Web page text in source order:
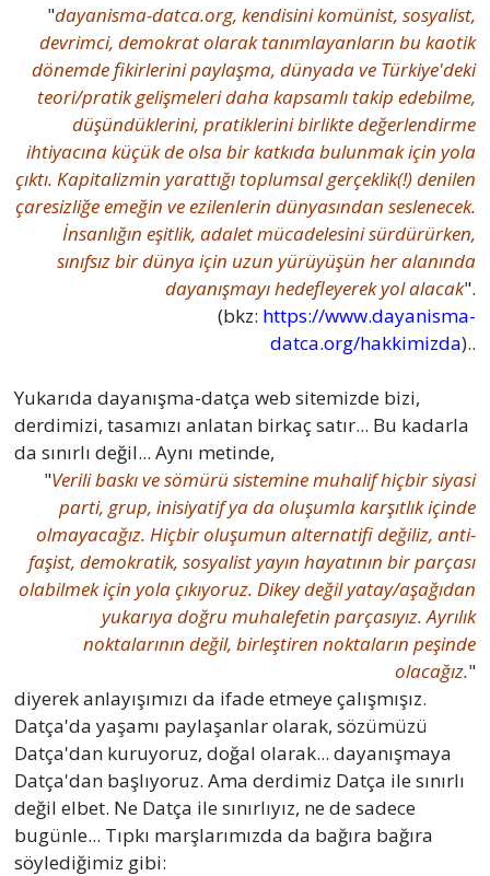
"dayanisma-datca.org, kendisini komünist, sosyalist,
devrimci, demokrat olarak tanımlayanların bu kaotik
dönemde fikirlerini paylaşma, dünyada ve Türkiye'deki
teori/pratik gelişmeleri daha kapsamlı takip edebilme,
düşündüklerini, pratiklerini birlikte değerlendirme
ihtiyacına küçük de olsa bir katkıda bulunmak için yola
çıktı. Kapitalizmin yarattığı toplumsal gerçeklik(!) denilen
çaresizliğe emeğin ve ezilenlerin dünyasından seslenecek.
İnsanlığın eşitlik, adalet mücadelesini sürdürürken,
sınıfsız bir dünya için uzun yürüyüşün her alanında
dayanışmayı hedefleyerek yol alacak".
(bkz: https://www.dayanisma-
datca.org/hakkimizda)..
Yukarıda dayanışma-datça web sitemizde bizi,
derdimizi, tasamızı anlatan birkaç satır... Bu kadarla
da sınırlı değil... Aynı metinde,
"Verili baskı ve sömürü sistemine muhalif hiçbir siyasi
parti, grup, inisiyatif ya da oluşumla karşıtlık içinde
olmayacağız. Hiçbir oluşumun alternatifi değiliz, anti-
faşist, demokratik, sosyalist yayın hayatının bir parçası
olabilmek için yola çıkıyoruz. Dikey değil yatay/aşağıdan
yukarıya doğru muhalefetin parçasıyız. Ayrılık
noktalarının değil, birleştiren noktaların peşinde
olacağız."
diyerek anlayışımızı da ifade etmeye çalışmışız.
Datça'da yaşamı paylaşanlar olarak, sözümüzü
Datça'dan kuruyoruz, doğal olarak... dayanışmaya
Datça'dan başlıyoruz. Ama derdimiz Datça ile sınırlı
değil elbet. Ne Datça ile sınırlıyız, ne de sadece
bugünle... Tıpkı marşlarımızda da bağıra bağıra
söylediğimiz gibi: